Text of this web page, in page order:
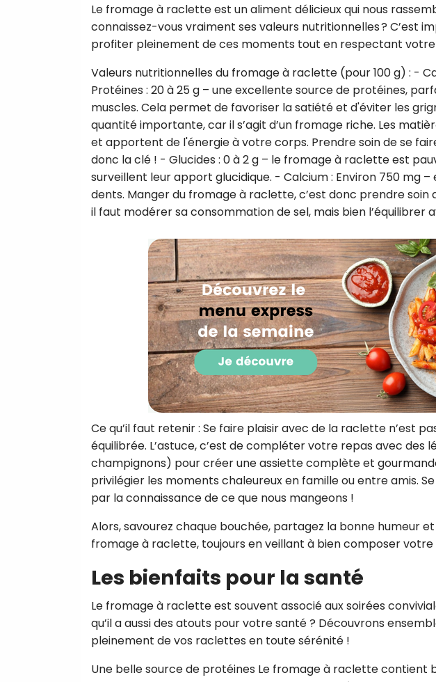
Le fromage à raclette est un aliment délicieux qui nous
connaissez-vous vraiment ses valeurs nutritionnelles ? C’est
profiter pleinement de ces moments tout en respectant
Valeurs nutritionnelles du fromage à raclette (pour 100 g) : -
Protéines : 20 à 25 g – une excellente source de protéines,
muscles. Cela permet de favoriser la satiété et d'éviter les
quantité importante, car il s’agit d’un fromage riche. Les
et apportent de l'énergie à votre corps. Prendre soin de se
donc la clé ! - Glucides : 0 à 2 g – le fromage à raclette est
surveillent leur apport glucidique. - Calcium : Environ 750 mg
dents. Manger du fromage à raclette, c’est donc prendre soin
il faut modérer sa consommation de sel, mais bien l’équilibrer
Ce qu’il faut retenir : Se faire plaisir avec de la raclette n’est
équilibrée. L’astuce, c’est de compléter votre repas avec des
champignons) pour créer une assiette complète et
privilégier les moments chaleureux en famille ou entre amis.
par la connaissance de ce que nous mangeons !
Alors, savourez chaque bouchée, partagez la bonne humeur
fromage à raclette, toujours en veillant à bien composer votre
Les bienfaits pour la santé
Le fromage à raclette est souvent associé aux soirées
qu’il a aussi des atouts pour votre santé ? Découvrons
pleinement de vos raclettes en toute sérénité !
Une belle source de protéines Le fromage à raclette contient